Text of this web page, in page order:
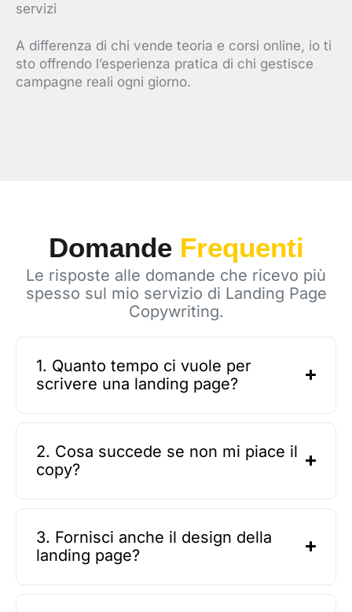
servizi
A differenza di chi vende teoria e corsi online, io ti
sto offrendo l’esperienza pratica di chi gestisce
campagne reali ogni giorno.
Domande Frequenti
Le risposte alle domande che ricevo più
spesso sul mio servizio di Landing Page
Copywriting.
1. Quanto tempo ci vuole per
scrivere una landing page?
2. Cosa succede se non mi piace il
copy?
3. Fornisci anche il design della
landing page?